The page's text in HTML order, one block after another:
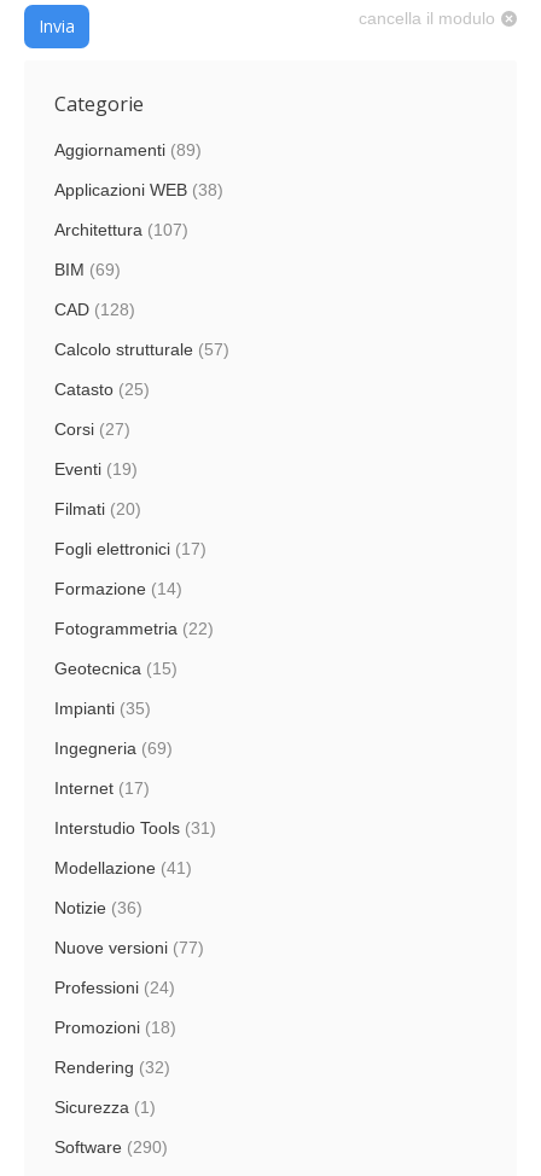
cancella il modulo
Invia
Categorie
Aggiornamenti (89)
Applicazioni WEB (38)
Architettura (107)
BIM (69)
CAD (128)
Calcolo strutturale (57)
Catasto (25)
Corsi (27)
Eventi (19)
Filmati (20)
Fogli elettronici (17)
Formazione (14)
Fotogrammetria (22)
Geotecnica (15)
Impianti (35)
Ingegneria (69)
Internet (17)
Interstudio Tools (31)
Modellazione (41)
Notizie (36)
Nuove versioni (77)
Professioni (24)
Promozioni (18)
Rendering (32)
Sicurezza (1)
Software (290)